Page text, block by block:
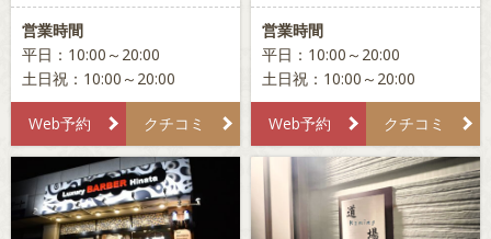
営業時間
平日：10:00～20:00
土日祝：10:00～20:00
Web予約 クチコミ
営業時間
平日：10:00～20:00
土日祝：10:00～20:00
Web予約 クチコミ